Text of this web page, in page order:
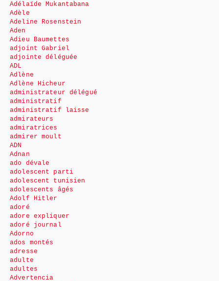
Adélaïde Mukantabana
Adèle
Adeline Rosenstein
Aden
Adieu Baumettes
adjoint Gabriel
adjointe déléguée
ADL
Adlène
Adlène Hicheur
administrateur délégué
administratif
administratif laisse
admirateurs
admiratrices
admirer moult
ADN
Adnan
ado dévale
adolescent parti
adolescent tunisien
adolescents âgés
Adolf Hitler
adoré
adore expliquer
adoré journal
Adorno
ados montés
adresse
adulte
adultes
Advertencia